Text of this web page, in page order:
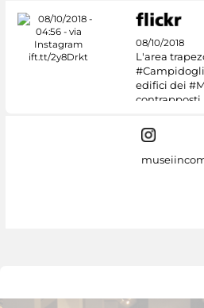
08/10/2018
L'area
edifici dei